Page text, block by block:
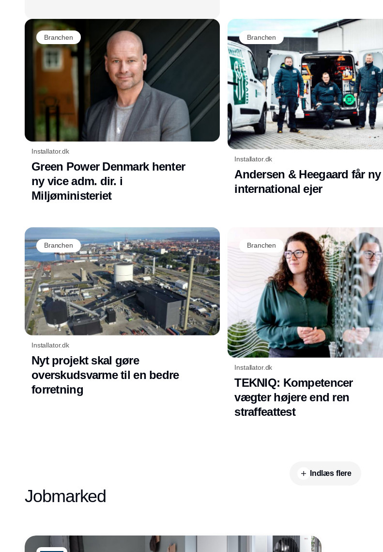
Branchen
Installator.dk
Green Power Denmark henter
ny vice adm. dir. i
Miljøministeriet
Branchen
Installator.dk
Andersen & Heegaard får ny
international ejer
Branchen
Installator.dk
Nyt projekt skal gøre
overskudsvarme til en bedre
forretning
Branchen
Installator.dk
TEKNIQ: Kompetencer
vægter højere end ren
straffeattest
Indlæs flere
Jobmarked